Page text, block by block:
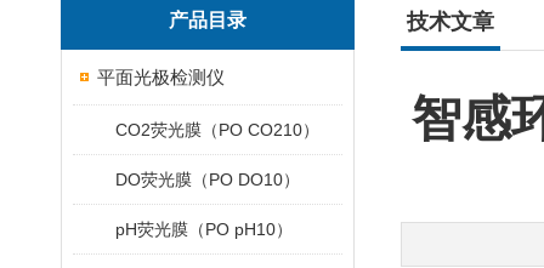
产品目录
平面光极检测仪
CO2荧光膜（PO CO210）
DO荧光膜（PO DO10）
pH荧光膜（PO pH10）
技术文章
智感